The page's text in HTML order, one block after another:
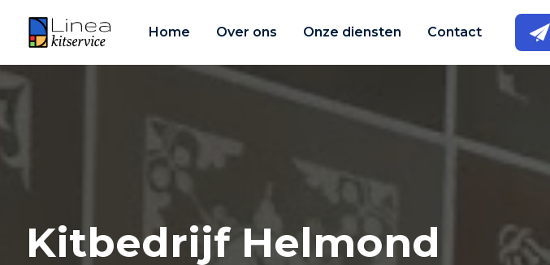
Home Over ons Onze diensten Contact
Kitbedrijf Helmond